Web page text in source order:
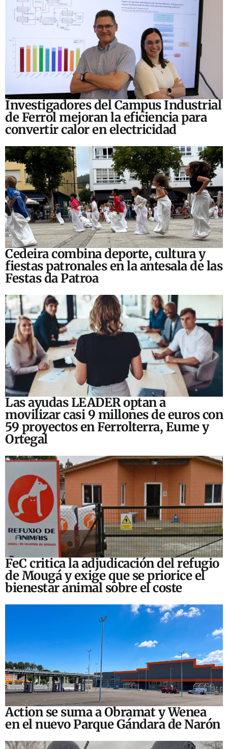
Investigadores del Campus Industrial
de Ferrol mejoran la eficiencia para
convertir calor en electricidad
Cedeira combina deporte, cultura y
fiestas patronales en la antesala de las
Festas da Patroa
Las ayudas LEADER optan a
movilizar casi 9 millones de euros con
59 proyectos en Ferrolterra, Eume y
Ortegal
FeC critica la adjudicación del refugio
de Mougá y exige que se priorice el
bienestar animal sobre el coste
Action se suma a Obramat y Wenea
en el nuevo Parque Gándara de Narón